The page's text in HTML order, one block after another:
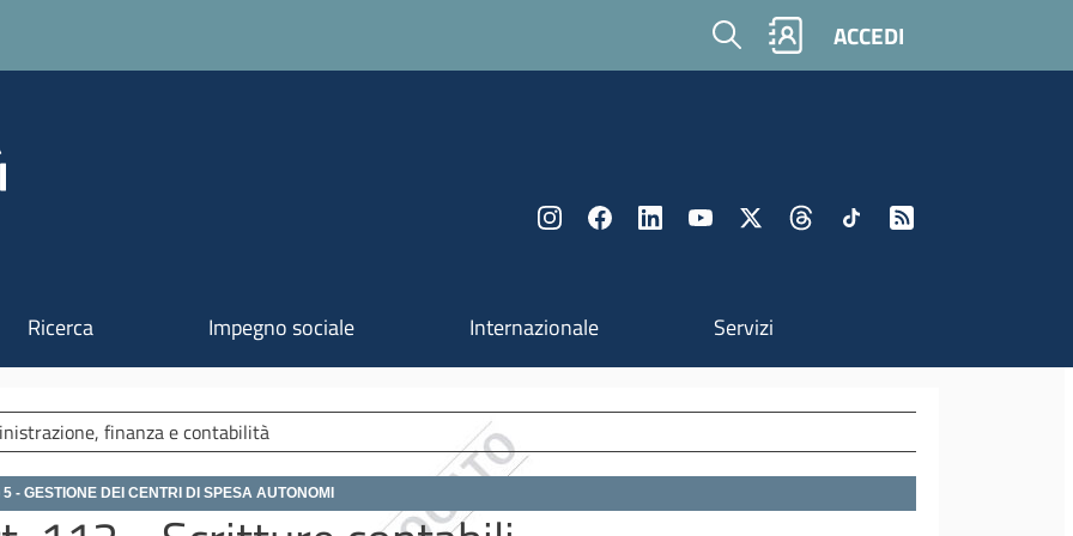
Cerca ACCEDI
Ricerca Impegno sociale Internazionale Servizi
finanza e contabilità
- GESTIONE DEI CENTRI DI SPESA AUTONOMI